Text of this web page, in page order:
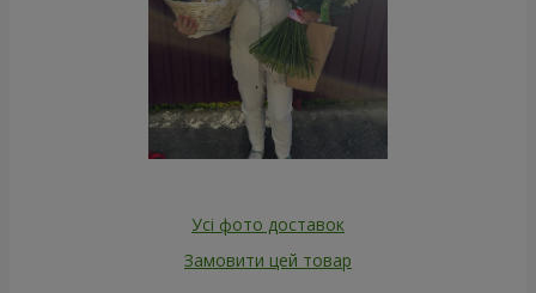
Усі фото доставок
Замовити цей товар